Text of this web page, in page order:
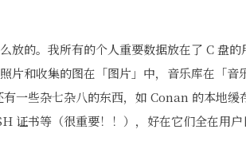
放的。我所有的个人重要数据放在了 C 盘
片和收集的图在「图片」中，音乐库在「
有一些杂七杂八的东西，如 Conan 的本地
证书等（很重要！！），好在它们全在用户